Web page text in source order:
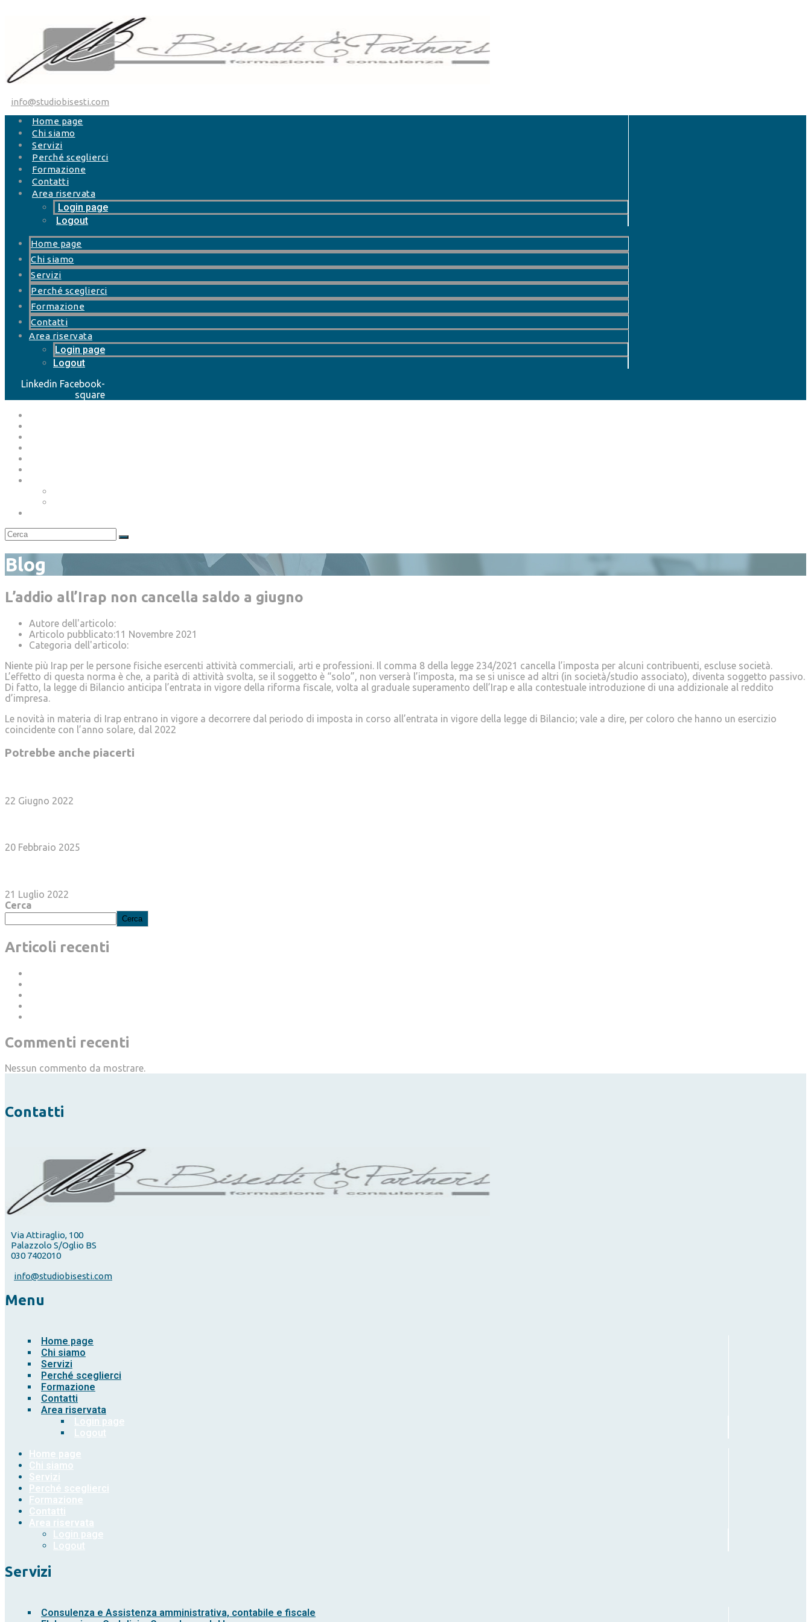
info@studiobisesti.com
Home page
Chi siamo
Servizi
Perché sceglierci
Formazione
Contatti
Area riservata
Login page
Logout
Home page
Chi siamo
Servizi
Perché sceglierci
Formazione
Contatti
Area riservata
Login page
Logout
Linkedin Facebook-
square
Blog
L’addio all’Irap non cancella saldo a giugno
Autore dell'articolo:
Articolo pubblicato:11 Novembre 2021
Categoria dell'articolo:
Niente più Irap per le persone fisiche esercenti attività commerciali, arti e professioni. Il comma 8 della legge 234/2021 cancella l’imposta per alcuni contribuenti, escluse società.
L’effetto di questa norma è che, a parità di attività svolta, se il soggetto è “solo”, non verserà l’imposta, ma se si unisce ad altri (in società/studio associato), diventa soggetto passivo.
Di fatto, la legge di Bilancio anticipa l’entrata in vigore della riforma fiscale, volta al graduale superamento dell’Irap e alla contestuale introduzione di una addizionale al reddito
d’impresa.
Le novità in materia di Irap entrano in vigore a decorrere dal periodo di imposta in corso all’entrata in vigore della legge di Bilancio; vale a dire, per coloro che hanno un esercizio
coincidente con l’anno solare, dal 2022
Potrebbe anche piacerti
22 Giugno 2022
20 Febbraio 2025
21 Luglio 2022
Cerca
Cerca
Articoli recenti
Commenti recenti
Nessun commento da mostrare.
Contatti
Via Attiraglio, 100
Palazzolo S/Oglio BS
030 7402010
info@studiobisesti.com
Menu
Home page
Chi siamo
Servizi
Perché sceglierci
Formazione
Contatti
Area riservata
Login page
Logout
Home page
Chi siamo
Servizi
Perché sceglierci
Formazione
Contatti
Area riservata
Login page
Logout
Servizi
Consulenza e Assistenza amministrativa, contabile e fiscale